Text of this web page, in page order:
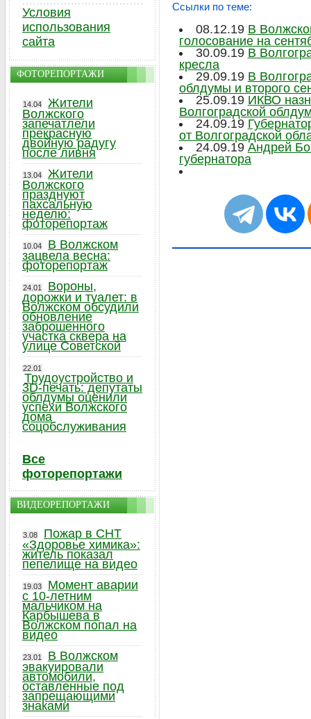
Ссылки по теме:
08.12.19 В
голосование на
30.09.19 В
кресла
29.09.19 В
облдумы и второго
25.09.19 ИКВО
Волгоградской
24.09.19
от Волгоградской
24.09.19 Андрей
губернатора
Условия
использования
сайта
ФОТОРЕПОРТАЖИ
14.04
Жители
Волжского
запечатлели
прекрасную
двойную радугу
после ливня
13.04
Жители
Волжского
празднуют
пахсальную
неделю:
фоторепортаж
10.04
В Волжском
зацвела весна:
фоторепортаж
24.01
Вороны,
дорожки и туалет: в
Волжском обсудили
обновление
заброшенного
участка сквера на
улице Советской
22.01
Трудоустройство и
3D-печать: депутаты
облдумы оценили
успехи Волжского
дома
соцобслуживания
Все
фоторепортажи
ВИДЕОРЕПОРТАЖИ
3.08
Пожар в СНТ
«Здоровье химика»:
житель показал
пепелище на видео
19.03
Момент аварии
с 10-летним
мальчиком на
Карбышева в
Волжском попал на
видео
23.01
В Волжском
эвакуировали
автомобили,
оставленные под
запрещающими
знаками